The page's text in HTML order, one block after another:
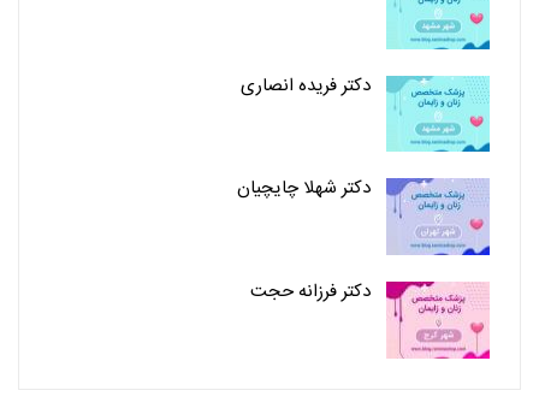
دکتر فریده انصاری
دکتر شهلا چایچیان
دکتر فرزانه حجت